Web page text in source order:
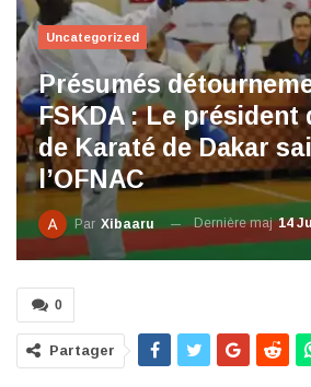
Uncategorized
Présumés
FSKDA : Le président
de Karaté de Dakar
l’OFNAC
Par Xibaaru Dernière maj14
0
Partager